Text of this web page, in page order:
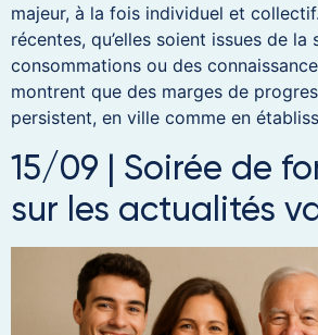
majeur, à la fois individuel et
récentes, qu’elles soient issues de la
consommations ou des
montrent que des marges de
persistent, en ville comme en
15/09 | Soirée de
sur les actualités